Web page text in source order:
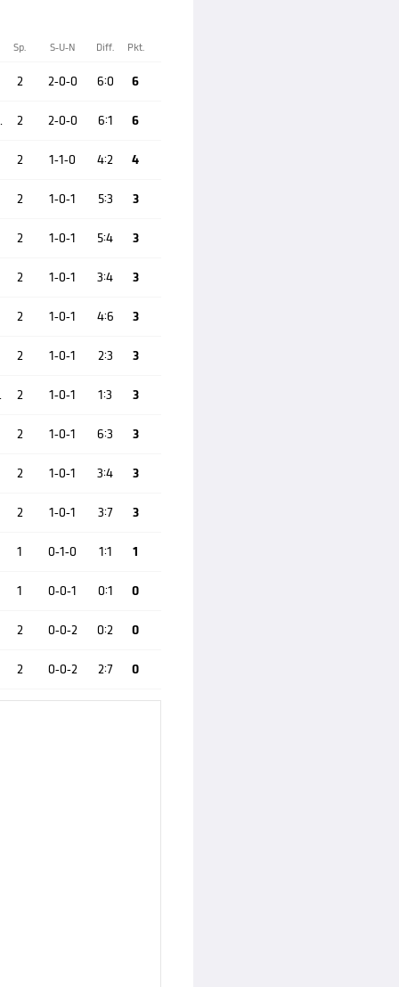
Sp. S-U-N Diff. Pkt.
2 2-0-0 6:0 6
2 2-0-0 6:1 6
2 1-1-0 4:2 4
2 1-0-1 5:3 3
2 1-0-1 5:4 3
2 1-0-1 3:4 3
2 1-0-1 4:6 3
2 1-0-1 2:3 3
2 1-0-1 1:3 3
2 1-0-1 6:3 3
2 1-0-1 3:4 3
2 1-0-1 3:7 3
1 0-1-0 1:1 1
1 0-0-1 0:1 0
2 0-0-2 0:2 0
2 0-0-2 2:7 0